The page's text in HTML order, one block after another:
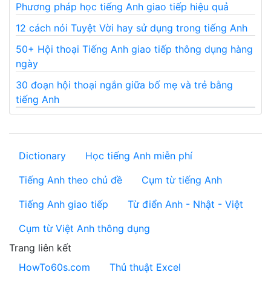
Phương pháp học tiếng Anh giao tiếp hiệu quả
12 cách nói Tuyệt Vời hay sử dụng trong tiếng Anh
50+ Hội thoại Tiếng Anh giao tiếp thông dụng hàng
ngày
30 đoạn hội thoại ngắn giữa bố mẹ và trẻ bằng
tiếng Anh
Dictionary
Học tiếng Anh miễn phí
Tiếng Anh theo chủ đề
Cụm từ tiếng Anh
Tiếng Anh giao tiếp
Từ điển Anh - Nhật - Việt
Cụm từ Việt Anh thông dụng
Trang liên kết
HowTo60s.com
Thủ thuật Excel